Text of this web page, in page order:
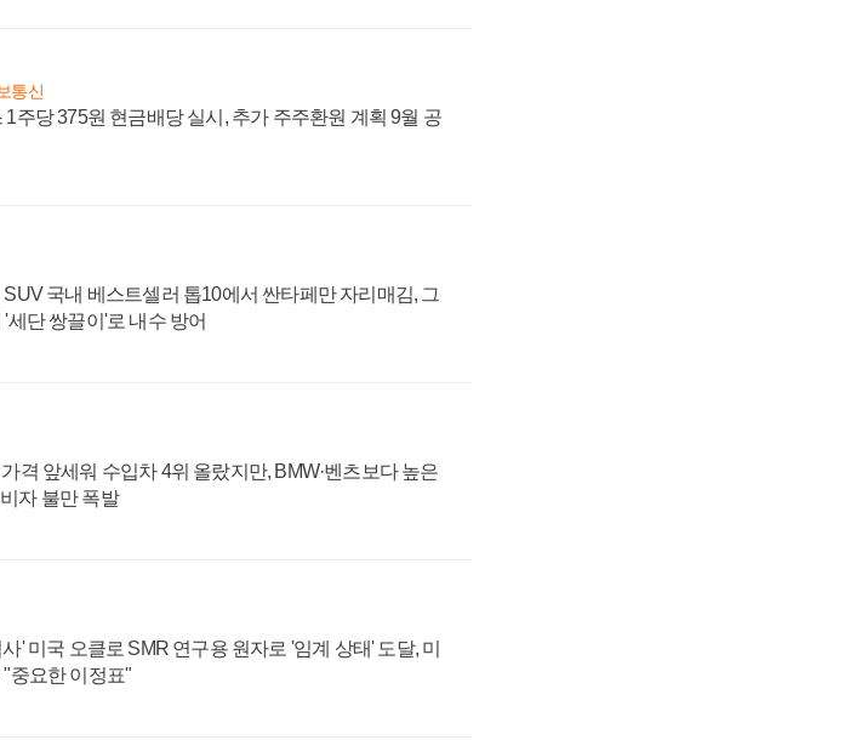
통신
1주당 375원 현금배당 실시, 추가 주주환원 계획 9월 공
국내 베스트셀러 톱10에서 싼타페만 자리매김, 그
'세단 쌍끌이'로 내수 방어
격 앞세워 수입차 4위 올랐지만, BMW·벤츠보다 높은
자 불만 폭발
' 미국 오클로 SMR 연구용 원자로 '임계 상태' 도달, 미
중요한 이정표"